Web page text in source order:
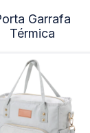
Garrafa
Térmica